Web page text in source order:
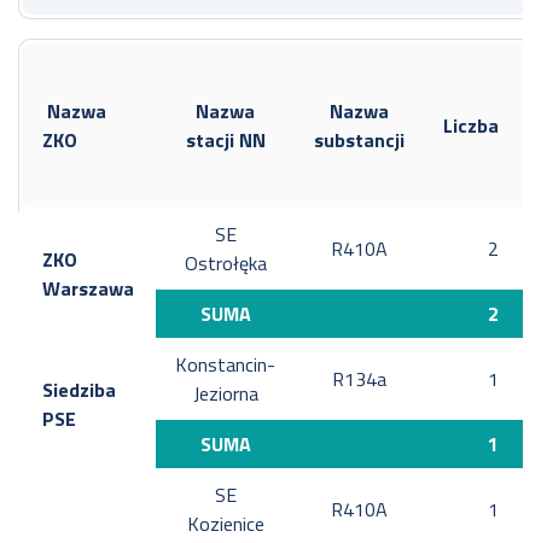
Nazwa
ZKO
Nazwa
stacji NN
Nazwa
substancji
Liczba
ZKO
Warszawa
SE
Ostrołęka
R410A 2
SUMA 2
Siedziba
PSE
Konstancin-
Jeziorna
R134a 1
SUMA 1
SE
Kozienice
R410A 1